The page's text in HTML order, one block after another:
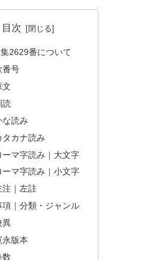
目次
2629番について
番号
文
読
な読み
タカナ読み
ーマ字読み｜大文字
ーマ字読み｜小文字
注｜左註
項｜分類・ジャンル
異
永版本
数